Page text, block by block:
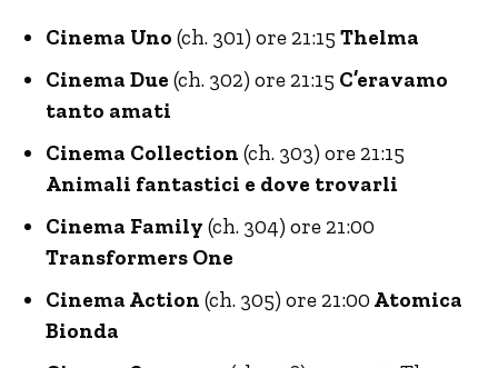
Cinema Uno (ch. 301) ore 21:15 Thelma
Cinema Due (ch. 302) ore 21:15 C’eravamo
tanto amati
Cinema Collection (ch. 303) ore 21:15
Animali fantastici e dove trovarli
Cinema Family (ch. 304) ore 21:00
Transformers One
Cinema Action (ch. 305) ore 21:00 Atomica
Bionda